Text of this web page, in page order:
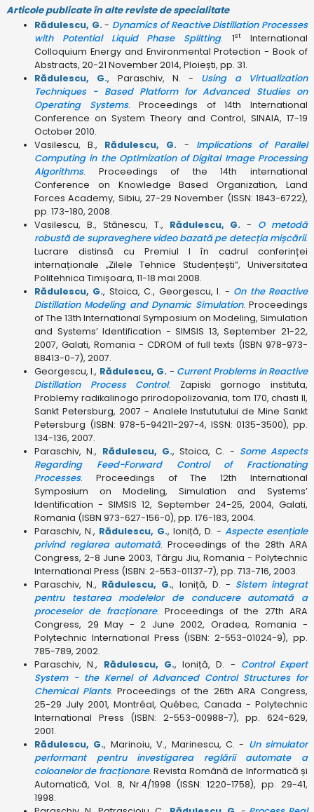
Articole publicate în alte reviste de specialitate
Rădulescu, G. - Dynamics of Reactive Distillation Processes
with Potential Liquid Phase Splitting. 1st
International
Colloquium Energy and Environmental Protection - Book of
Abstracts, 20-21 November 2014, Ploiești, pp. 31.
Rădulescu, G., Paraschiv, N. - Using a Virtualization
Techniques - Based Platform for Advanced Studies on
Operating Systems. Proceedings of 14th International
Conference on System Theory and Control, SINAIA, 17-19
October 2010.
Vasilescu, B., Rădulescu, G. - Implications of Parallel
Computing in the Optimization of Digital Image Processing
Algorithms. Proceedings of the 14th international
Conference on Knowledge Based Organization, Land
Forces Academy, Sibiu, 27-29 November (ISSN: 1843-6722),
pp. 173-180, 2008.
Vasilescu, B., Stănescu, T., Rădulescu, G. - O metodă
robustă de supraveghere video bazată pe detecția mișcării.
Lucrare distinsă cu Premiul I în cadrul conferinței
internaționale „Zilele Tehnice Studențești”, Universitatea
Politehnica Timișoara, 11-18 mai 2008.
Rădulescu, G., Stoica, C., Georgescu, I. - On the Reactive
Distillation Modeling and Dynamic Simulation. Proceedings
of The 13th International Symposium on Modeling, Simulation
and Systems’ Identification - SIMSIS 13, September 21-22,
2007, Galati, Romania - CDROM of full texts (ISBN 978-973-
88413-0-7), 2007.
Georgescu, I., Rădulescu, G. - Current Problems in Reactive
Distillation Process Control. Zapiski gornogo instituta,
Problemy radikalinogo prirodopolizovania, tom 170, chasti II,
Sankt Petersburg, 2007 - Analele Instututului de Mine Sankt
Petersburg (ISBN: 978-5-94211-297-4, ISSN: 0135-3500), pp.
134-136, 2007.
Paraschiv, N., Rădulescu, G., Stoica, C. - Some Aspects
Regarding Feed-Forward Control of Fractionating
Processes. Proceedings of The 12th International
Symposium on Modeling, Simulation and Systems’
Identification - SIMSIS 12, September 24-25, 2004, Galati,
Romania (ISBN 973-627-156-0), pp. 176-183, 2004.
Paraschiv, N., Rădulescu, G., Ioniță, D. - Aspecte esențiale
privind reglarea automată. Proceedings of the 28th ARA
Congress, 2-8 June 2003, Târgu Jiu, Romania - Polytechnic
International Press (ISBN: 2-553-01137-7), pp. 713-716, 2003.
Paraschiv, N., Rădulescu, G., Ioniță, D. - Sistem integrat
pentru testarea modelelor de conducere automată a
proceselor de fracționare. Proceedings of the 27th ARA
Congress, 29 May - 2 June 2002, Oradea, Romania -
Polytechnic International Press (ISBN: 2-553-01024-9), pp.
785-789, 2002.
Paraschiv, N., Rădulescu, G., Ioniță, D. - Control Expert
System - the Kernel of Advanced Control Structures for
Chemical Plants. Proceedings of the 26th ARA Congress,
25-29 July 2001, Montréal, Québec, Canada - Polytechnic
International Press (ISBN: 2-553-00988-7), pp. 624-629,
2001.
Rădulescu, G., Marinoiu, V., Marinescu, C. - Un simulator
performant pentru investigarea reglării automate a
coloanelor de fracționare. Revista Română de Informatică și
Automatică, Vol. 8, Nr.4/1998 (ISSN: 1220-1758), pp. 29-41,
1998.